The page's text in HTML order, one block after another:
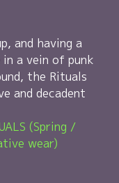
and having a
a vein of punk
the Rituals
and decadent
(Spring /
wear)